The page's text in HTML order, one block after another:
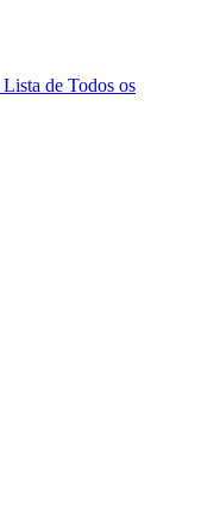
Lista de Todos os